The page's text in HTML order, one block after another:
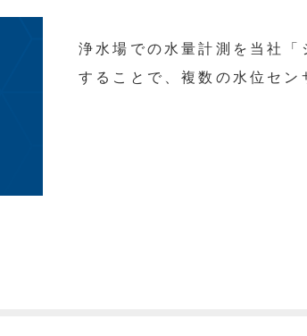
浄水場での水量計測を当社
することで、複数の水位セン